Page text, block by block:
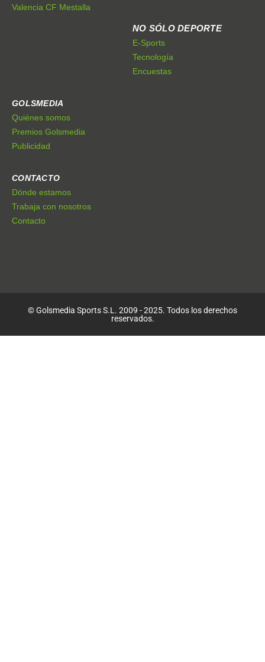
Valencia CF Mestalla
NO SÓLO DEPORTE
E-Sports
Tecnología
Encuestas
GOLSMEDIA
Quiénes somos
Premios Golsmedia
Publicidad
CONTACTO
Dónde estamos
Trabaja con nosotros
Contacto
© Golsmedia Sports S.L. 2009 - 2025. Todos los derechos
reservados.